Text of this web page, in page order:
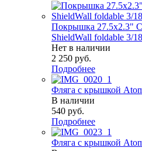
Покрышка 27.5x2.3"
ShieldWall foldable 3/
Нет в наличии
2 250 руб.
Подробнее
Фляга с крышкой
В наличии
540 руб.
Подробнее
Фляга с крышкой